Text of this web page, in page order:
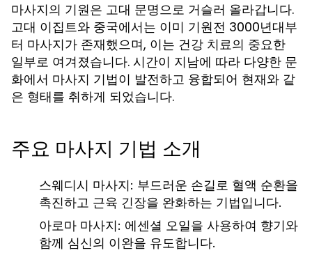
마사지의 기원은 고대 문명으로 거슬러 올라갑니다.
고대 이집트와 중국에서는 이미 기원전 3000년대부
터 마사지가 존재했으며, 이는 건강 치료의 중요한
일부로 여겨졌습니다. 시간이 지남에 따라 다양한 문
화에서 마사지 기법이 발전하고 융합되어 현재와 같
은 형태를 취하게 되었습니다.
주요 마사지 기법 소개
스웨디시 마사지: 부드러운 손길로 혈액 순환을
촉진하고 근육 긴장을 완화하는 기법입니다.
아로마 마사지: 에센셜 오일을 사용하여 향기와
함께 심신의 이완을 유도합니다.